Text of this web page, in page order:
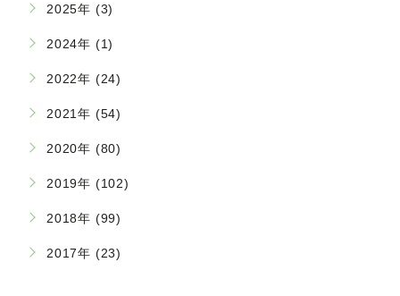
2025年 (3)
2024年 (1)
2022年 (24)
2021年 (54)
2020年 (80)
2019年 (102)
2018年 (99)
2017年 (23)